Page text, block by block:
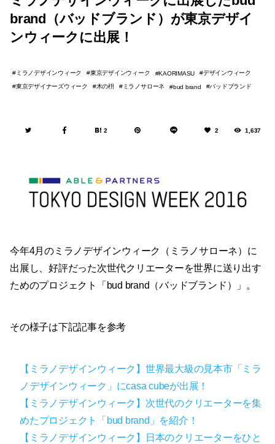
brand（バッドブランド）が東京デザイ
ンウィークに出展！
ミラノデザインウィーク 東京デザインウィーク KAORIMASU
デザインウィーク
東京デザイナーズウィーク
木の枡 ミラノサローネ bud brand バッドブランド
2 2 1,637
今年4月のミラノデザインウィーク（ミラノサローネ）に
出展し、好評だった次世代クリエーターを世界に送り出す
ためのプロジェクト「bud brand（バッドブランド）」。
その様子は下記記事を参考
【ミラノデザインウィーク】世界最大級の見本市「ミラ
ノデザインウィーク」にcasa cubeが出展！
【ミラノデザインウィーク】次世代のクリエーターを集
めたプロジェクト「bud brand」を紹介！
【ミラノデザインウィーク】日本のクリエーターをひと